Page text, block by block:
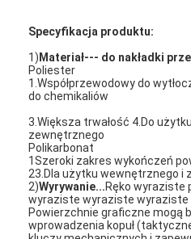
Nakładka graficzna
Medyczny przełącznik
Przełącznik płasko-
Przełącznik membranowy
Przełącznik membranowy
Przełącznik membranowy
Specyfikacja produktu:
1) Materiał--- do nakładki
Poliester
1.Współprzewodowy do
do chemikaliów
3.Większa trwałość 4.Do
zewnętrznego
Polikarbonat
1Szeroki zakres wykończeń
23.Dla użytku wewnętrznego i
2)Wyrywanie...Ręko wyraziste
wyraziste wyraziste wyraziste
Powierzchnie graficzne mogą
wprowadzenia kopuł